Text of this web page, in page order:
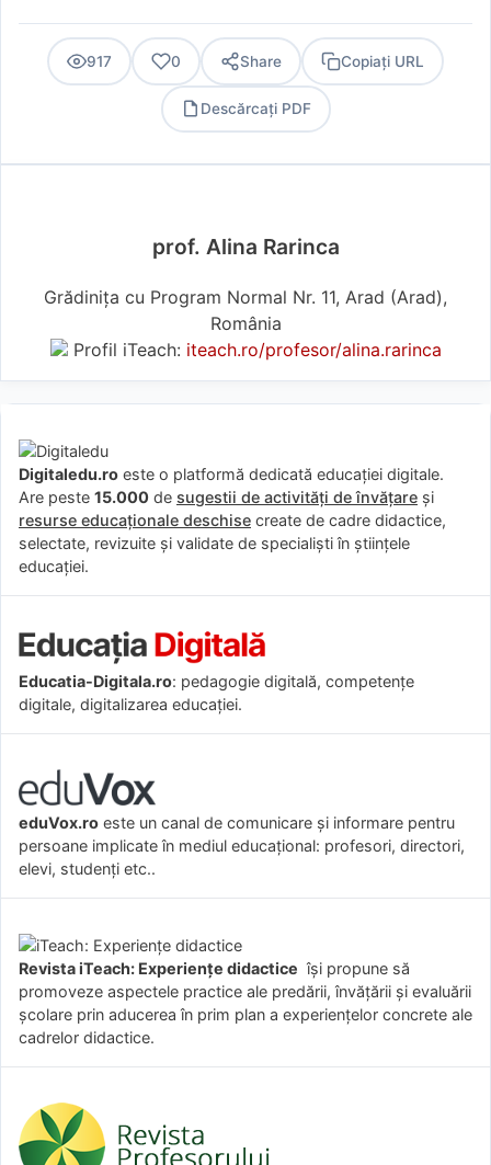
917 0 Share Copiați URL
Descărcați PDF
prof. Alina Rarinca
Grădinița cu Program Normal Nr. 11, Arad (Arad),
România
Profil iTeach: iteach.ro/profesor/alina.rarinca
Digitaledu.ro este o platformă dedicată educației digitale.
Are peste 15.000 de sugestii de activități de învățare și
resurse educaționale deschise create de cadre didactice,
selectate, revizuite și validate de specialiști în științele
educației.
Educatia-Digitala.ro: pedagogie digitală, competențe
digitale, digitalizarea educației.
eduVox.ro este un canal de comunicare și informare pentru
persoane implicate în mediul educațional: profesori, directori,
elevi, studenți etc..
Revista iTeach: Experienţe didactice îşi propune să
promoveze aspectele practice ale predării, învăţării şi evaluării
şcolare prin aducerea în prim plan a experienţelor concrete ale
cadrelor didactice.